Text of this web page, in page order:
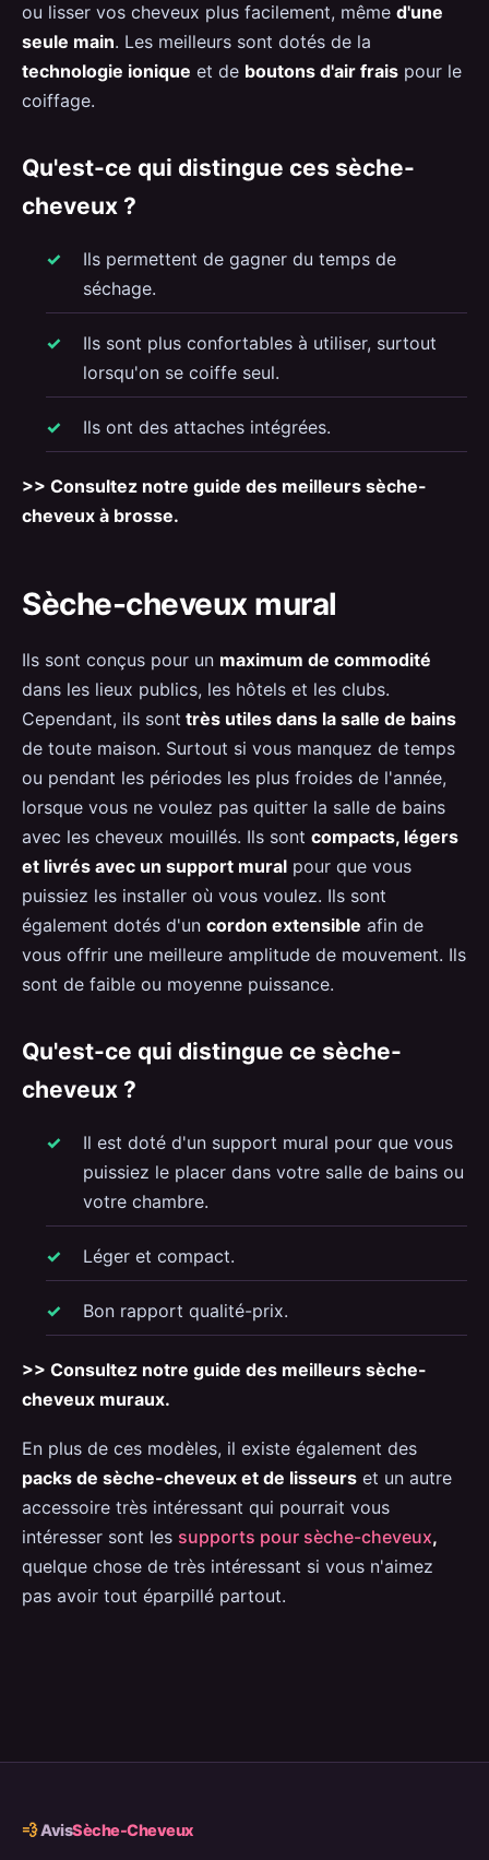
ou lisser vos cheveux plus facilement, même d'une
seule main. Les meilleurs sont dotés de la
technologie ionique et de boutons d'air frais pour le
coiffage.
Qu'est-ce qui distingue ces sèche-
cheveux ?
Ils permettent de gagner du temps de
séchage.
Ils sont plus confortables à utiliser, surtout
lorsqu'on se coiffe seul.
Ils ont des attaches intégrées.
>> Consultez notre guide des meilleurs sèche-
cheveux à brosse.
Sèche-cheveux mural
Ils sont conçus pour un maximum de commodité
dans les lieux publics, les hôtels et les clubs.
Cependant, ils sont très utiles dans la salle de bains
de toute maison. Surtout si vous manquez de temps
ou pendant les périodes les plus froides de l'année,
lorsque vous ne voulez pas quitter la salle de bains
avec les cheveux mouillés. Ils sont compacts, légers
et livrés avec un support mural pour que vous
puissiez les installer où vous voulez. Ils sont
également dotés d'un cordon extensible afin de
vous offrir une meilleure amplitude de mouvement. Ils
sont de faible ou moyenne puissance.
Qu'est-ce qui distingue ce sèche-
cheveux ?
Il est doté d'un support mural pour que vous
puissiez le placer dans votre salle de bains ou
votre chambre.
Léger et compact.
Bon rapport qualité-prix.
>> Consultez notre guide des meilleurs sèche-
cheveux muraux.
En plus de ces modèles, il existe également des
packs de sèche-cheveux et de lisseurs et un autre
accessoire très intéressant qui pourrait vous
intéresser sont les supports pour sèche-cheveux,
quelque chose de très intéressant si vous n'aimez
pas avoir tout éparpillé partout.
💨AvisSèche-Cheveux